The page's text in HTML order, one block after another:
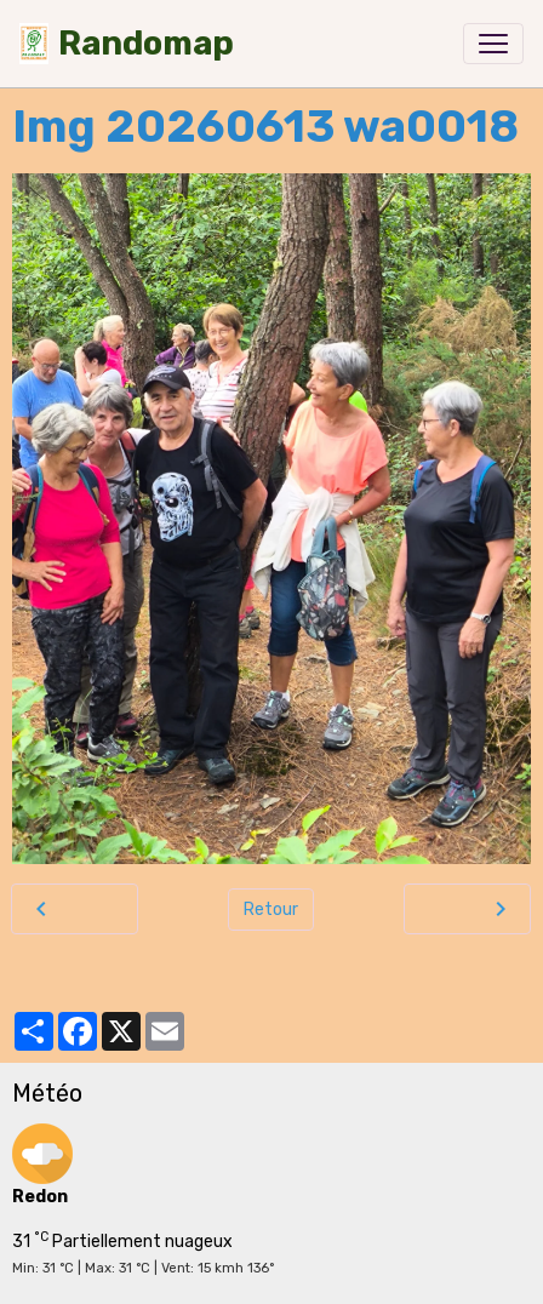
Randomap
Img 20260613 wa0018
Retour
PartagerFacebook
X
Météo
Redon
31 °C Partiellement nuageux
Min: 31 °C | Max: 31 °C | Vent: 15 kmh 136°